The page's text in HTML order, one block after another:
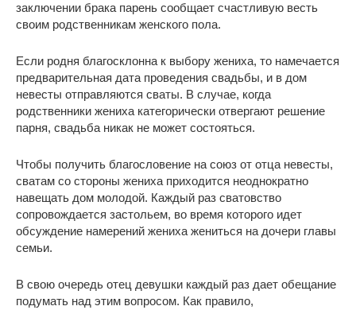
заключении брака парень сообщает счастливую весть
своим родственникам женского пола.
Если родня благосклонна к выбору жениха, то намечается
предварительная дата проведения свадьбы, и в дом
невесты отправляются сваты. В случае, когда
родственники жениха категорически отвергают решение
парня, свадьба никак не может состояться.
Чтобы получить благословение на союз от отца невесты,
сватам со стороны жениха приходится неоднократно
навещать дом молодой. Каждый раз сватовство
сопровождается застольем, во время которого идет
обсуждение намерений жениха жениться на дочери главы
семьи.
В свою очередь отец девушки каждый раз дает обещание
подумать над этим вопросом. Как правило,